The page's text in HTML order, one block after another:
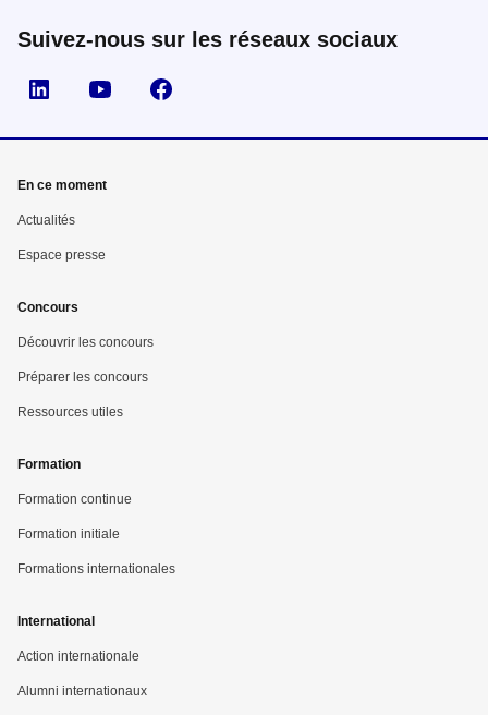
Suivez-nous sur les réseaux sociaux
Suivez nous sur LinkedIn
Suivez nous sur YouTube
En ce moment
Actualités
Espace presse
Concours
Découvrir les concours
Préparer les concours
Ressources utiles
Formation
Formation continue
Formation initiale
Formations internationales
International
Action internationale
Alumni internationaux